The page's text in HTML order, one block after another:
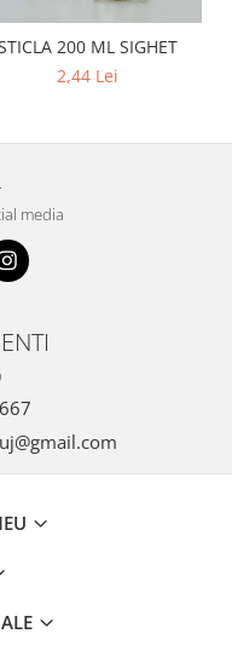
200 ML SIGHET
2,44 Lei
media